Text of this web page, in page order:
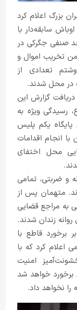
بزرگ اعلام کرد
سابقه‌دار با
صنفی جگرکی در
تخریب اموال و
تعدادی از
در محل شدند.
گزارش این
رسیدگی ویژه به
پایگاه یکم پلیس
با انجام اقدامات
محل اختفای
و ضربتی، تمامی
متهمان پس از
به مراجع قضایی
زندان شدند.
برخورد قاطع با
اعلام کرد که با
امنیت
برخورد خواهد شد
نخواهد داد.